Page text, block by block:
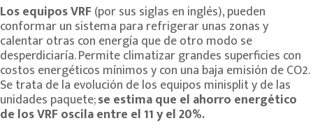
Los equipos VRF (por sus siglas en inglés), pueden
conformar un sistema para refrigerar unas zonas y
calentar otras con energía que de otro modo se
desperdiciaría. Permite climatizar grandes superficies con
costos energéticos mínimos y con una baja emisión de CO2.
Se trata de la evolución de los equipos minisplit y de las
unidades paquete;se estima que el ahorro energético
de los VRF oscila entre el 11 y el 20%.